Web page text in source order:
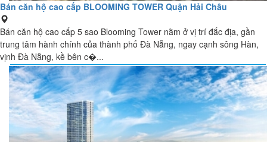
Bán căn hộ cao cấp BLOOMING TOWER Quận Hải Châu
Bán căn hộ cao cấp 5 sao Blooming Tower nằm ở vị trí đắc địa, gần
trung tâm hành chính của thành phố Đà Nẵng, ngay cạnh sông Hàn,
vịnh Đà Nẵng, kề bên c�...